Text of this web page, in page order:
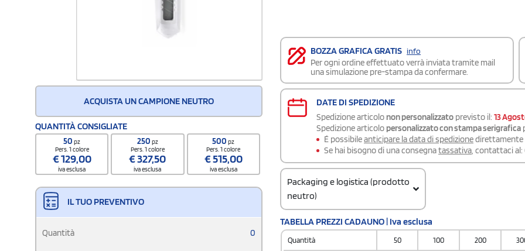
ACQUISTA UN CAMPIONE NEUTRO
QUANTITÀ CONSIGLIATE
50pz
Pers. 1 colore
€129,00
iva esclusa
250 pz
Pers. 1 colore
€327,50
iva esclusa
500pz
Pers. 1 colore
€515,00
iva esclusa
IL TUO PREVENTIVO
Quantità 0
BOZZA GRAFICA GRATIS info
Per ogni ordine effettuato verrà inviata tramite mail
una simulazione pre-stampa da confermare.
DATE DI SPEDIZIONE
Spedizione articolo non personalizzato previsto il: 13
Spedizione articolo personalizzato con stampa serigrafica
É possibileanticipare la data di spedizionedirettamente
Se hai bisogno di una consegnatassativa , contattaci al:
Packaging e logistica (prodotto
neutro)
100
Quantità per scatola
TABELLA PREZZI CADAUNO | Iva esclusa
Quantità 50 100 200